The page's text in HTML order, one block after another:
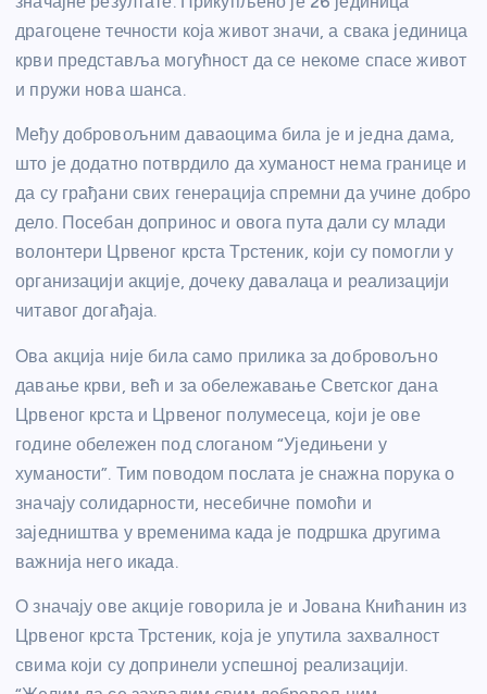
драгоцене течности која живот значи, а свака јединица
крви представља могућност да се некоме спасе живот
и пружи нова шанса.
Међу добровољним даваоцима била је и једна дама,
што је додатно потврдило да хуманост нема границе и
да су грађани свих генерација спремни да учине добро
дело. Посебан допринос и овога пута дали су млади
волонтери Црвеног крста Трстеник, који су помогли у
организацији акције, дочеку давалаца и реализацији
читавог догађаја.
Ова акција није била само прилика за добровољно
давање крви, већ и за обележавање Светског дана
Црвеног крста и Црвеног полумесеца, који је ове
године обележен под слоганом “Уједињени у
хуманости”. Тим поводом послата је снажна порука о
значају солидарности, несебичне помоћи и
заједништва у временима када је подршка другима
важнија него икада.
О значају ове акције говорила је и Јована Книћанин из
Црвеног крста Трстеник, која је упутила захвалност
свима који су допринели успешној реализацији.